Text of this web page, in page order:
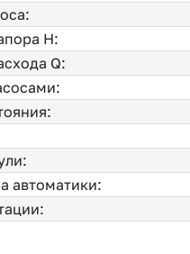
H:
Q:
автоматики: